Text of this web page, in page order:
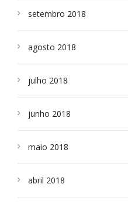
setembro 2018
agosto 2018
julho 2018
junho 2018
maio 2018
abril 2018